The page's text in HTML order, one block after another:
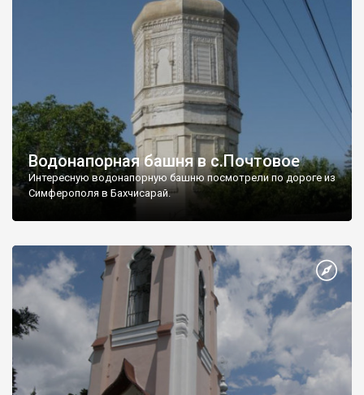
Водонапорная башня в с.Почтовое
Интересную водонапорную башню посмотрели по дороге из
Симферополя в Бахчисарай.